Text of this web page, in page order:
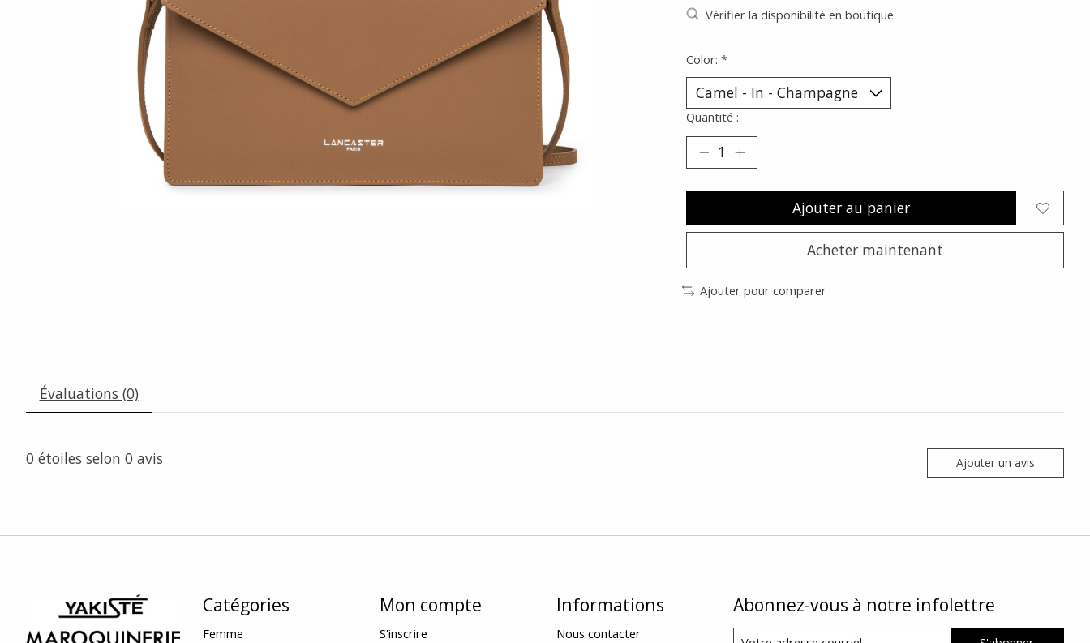
Vérifier la disponibilité en boutique
Color: *
Quantité :
Ajouter au panier
Acheter maintenant
Ajouter pour comparer
Évaluations (0)
0 étoiles selon 0 avis Ajouter un avis
Catégories
Femme
Mon compte
S'inscrire
Informations
Nous contacter
Abonnez-vous à notre infolettre